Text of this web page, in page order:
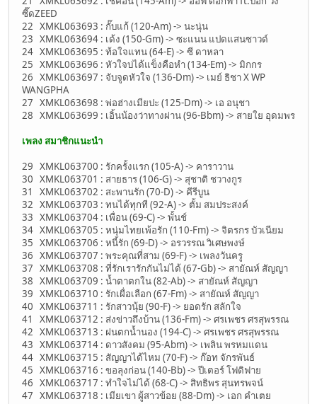
ซี๊ดZEED
22 XMKL063693 : กั๊บแก้ (120-Am) -> นะนุ่น
23 XMKL063694 : เด้ง (150-Gm) -> ซะแนน แปดแสนซาวด์
24 XMKL063695 : ท้อใจแทน (64-E) -> ซี ดาหลา
25 XMKL063696 : หัวใจบ่ได้แข็งคือหำ (134-Em) -> มิกกร
26 XMKL063697 : จับจูดหัวใจ (136-Dm) -> เมย์ ธิชา X WP
WANGPHA
27 XMKL063698 : พ่อฮ่างเมียปะ (125-Dm) -> เอ อนุชา
28 XMKL063699 : เอิ้นน้องว่าทางผ่าน (96-Bbm) -> สายใย อุดมพร
เพลง สมาชิกแนะนำ
29 XMKL063700 : รักครั้งแรก (105-A) -> คาราวาน
30 XMKL063701 : สายธาร (106-G) -> สุชาติ ชวางกูร
31 XMKL063702 : สะพานรัก (70-D) -> คีรีบูน
32 XMKL063703 : ทนได้ทุกที (92-A) -> ตั้ม สมประสงค์
33 XMKL063704 : เพื่อน (69-C) -> พั้นช์
34 XMKL063705 : หนุ่มไทยเพ้อรัก (110-Fm) -> จิตรกร บัวเนียม
35 XMKL063706 : หนี้รัก (69-D) -> อรวรรณ วิเศษพงษ์
36 XMKL063707 : พระคุณที่สาม (69-F) -> เพลงวันครู
37 XMKL063708 : ที่รักเรารักกันไม่ได้ (67-Gb) -> สายัณห์ สัญญา
38 XMKL063709 : น้ำตาตกใน (82-Ab) -> สายัณห์ สัญญา
39 XMKL063710 : รักเผื่อเลือก (67-Fm) -> สายัณห์ สัญญา
40 XMKL063711 : รักสาวนุ้ย (90-F) -> ยอดรัก สลักใจ
41 XMKL063712 : ส่งข่าวถึงบ้าน (136-Fm) -> ศรเพชร ศรสุพรรณ
42 XMKL063713 : ฝนตกน้ำนอง (194-C) -> ศรเพชร ศรสุพรรณ
43 XMKL063714 : ดาวสังคม (95-Abm) -> เพลิน พรหมแดน
44 XMKL063715 : สัญญาได้ไหม (70-F) -> ก๊อท จักรพันธ์
45 XMKL063716 : ขอลุงก่อน (140-Bb) -> ปีเตอร์ โฟดิฟาย
46 XMKL063717 : ทำใจไม่ได้ (68-C) -> สิทธิพร สุนทรพจน์
47 XMKL063718 : เมียเขา ผู้สาวข้อย (88-Dm) -> เอก คำเตย